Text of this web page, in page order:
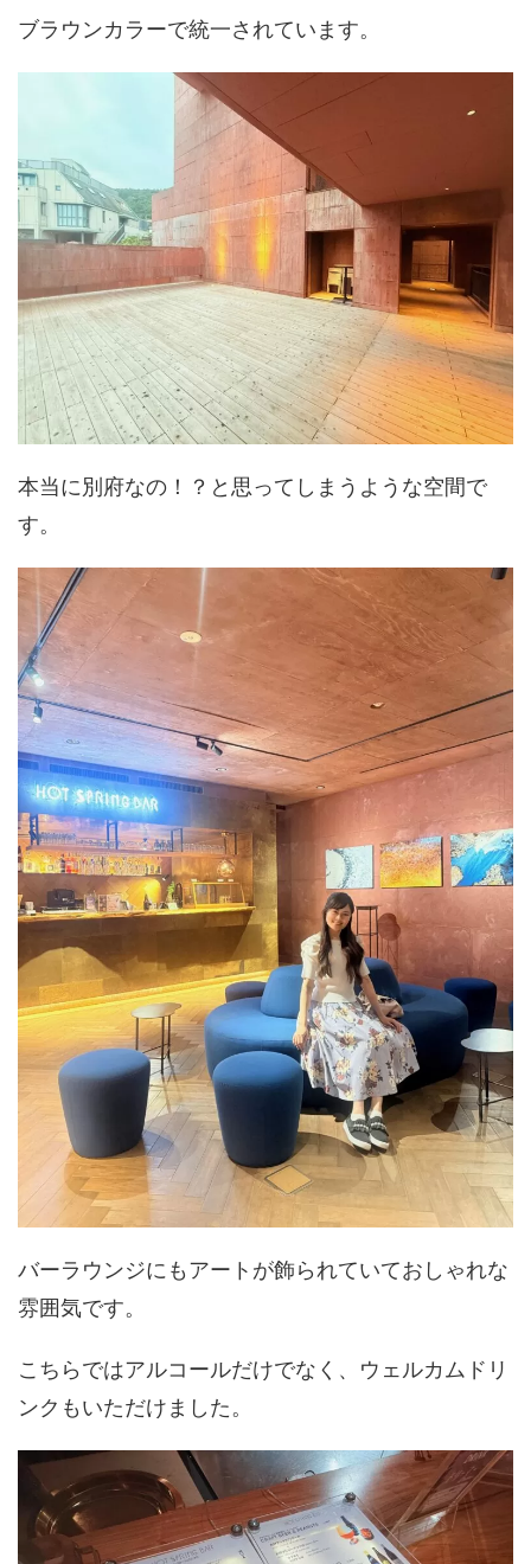
ブラウンカラーで統一されています。
本当に別府なの！？と思ってしまうような空間で
す。
バーラウンジにもアートが飾られていておしゃれな
雰囲気です。
こちらではアルコールだけでなく、ウェルカムドリ
ンクもいただけました。